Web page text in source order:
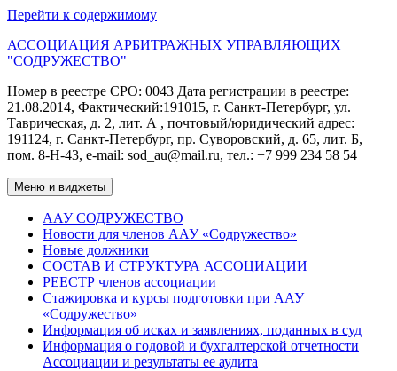
Перейти к содержимому
АССОЦИАЦИЯ АРБИТРАЖНЫХ УПРАВЛЯЮЩИХ
"СОДРУЖЕСТВО"
Номер в реестре СРО: 0043 Дата регистрации в реестре:
21.08.2014, Фактический:191015, г. Санкт-Петербург, ул.
Таврическая, д. 2, лит. А , почтовый/юридический адрес:
191124, г. Санкт-Петербург, пр. Суворовский, д. 65, лит. Б,
пом. 8-Н-43, e-mаil: sod_au@mail.ru, тел.: +7 999 234 58 54
Меню и виджеты
ААУ СОДРУЖЕСТВО
Новости для членов ААУ «Содружество»
Новые должники
СОСТАВ И СТРУКТУРА АССОЦИАЦИИ
РЕЕСТР членов ассоциации
Стажировка и курсы подготовки при ААУ
«Содружество»
Информация об исках и заявлениях, поданных в суд
Информация о годовой и бухгалтерской отчетности
Ассоциации и результаты ее аудита